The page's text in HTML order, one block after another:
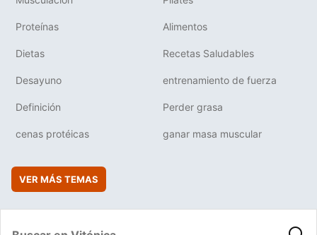
Proteínas Alimentos
Dietas Recetas Saludables
Desayuno entrenamiento de fuerza
Definición Perder grasa
cenas protéicas ganar masa muscular
VER MÁS TEMAS